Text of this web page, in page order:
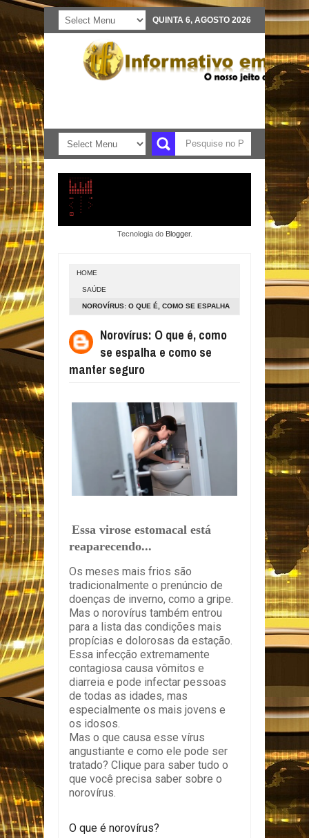
QUINTA 6, AGOSTO 2026
Tecnologia do Blogger.
HOME
SAÚDE
NOROVÍRUS: O QUE É, COMO SE ESPALHA
Norovírus: O que é, como
se espalha e como se
manter seguro
Essa virose estomacal está
reaparecendo...
Os meses mais frios são
tradicionalmente o prenúncio de
doenças de inverno, como a gripe.
Mas o norovírus também entrou
para a lista das condições mais
propícias e dolorosas da estação.
Essa infecção extremamente
contagiosa causa vômitos e
diarreia e pode infectar pessoas
de todas as idades, mas
especialmente os mais jovens e
os idosos.
Mas o que causa esse vírus
angustiante e como ele pode ser
tratado? Clique para saber tudo o
que você precisa saber sobre o
norovírus.
O que é norovírus?